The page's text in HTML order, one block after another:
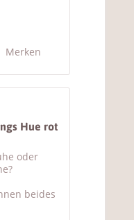
Merken
Hue rot
oder
beides